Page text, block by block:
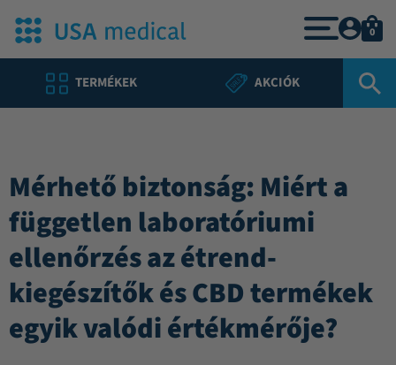
TERMÉKEK AKCIÓK
0
Mérhető biztonság: Miért a
független laboratóriumi
ellenőrzés az étrend-
kiegészítők és CBD termékek
egyik valódi értékmérője?